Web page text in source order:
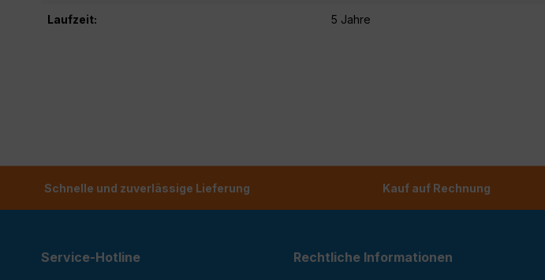
Laufzeit: 5 Jahre
Schnelle und zuverlässige Lieferung Kauf auf Rechnung
Service-Hotline Rechtliche Informationen